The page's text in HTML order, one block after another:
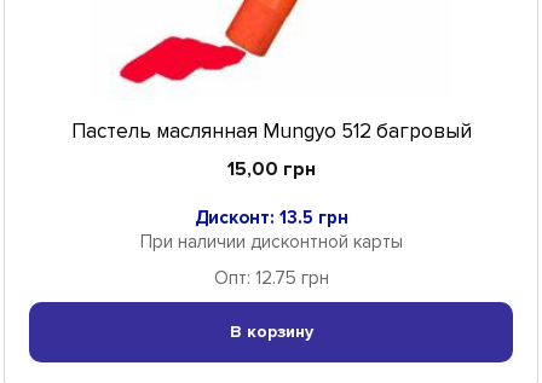
Пастель маслянная Mungyo 512 багровый
15,00 грн
Дисконт: 13.5 грн
При наличии дисконтной карты
Опт: 12.75 грн
В корзину